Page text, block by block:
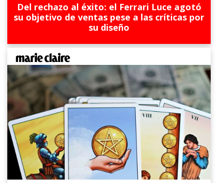
Del rechazo al éxito: el Ferrari Luce agotó
su objetivo de ventas pese a las críticas por
su diseño